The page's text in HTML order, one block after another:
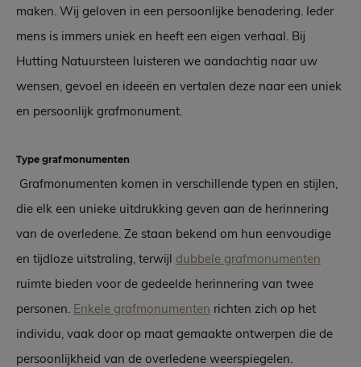
maken. Wij geloven in een persoonlijke benadering. Ieder
mens is immers uniek en heeft een eigen verhaal. Bij
Hutting Natuursteen luisteren we aandachtig naar uw
wensen, gevoel en ideeën en vertalen deze naar een uniek
en persoonlijk grafmonument.
Type grafmonumenten
Grafmonumenten komen in verschillende typen en stijlen,
die elk een unieke uitdrukking geven aan de herinnering
van de overledene. Ze staan bekend om hun eenvoudige
en tijdloze uitstraling, terwijl dubbele grafmonumenten
ruimte bieden voor de gedeelde herinnering van twee
personen. Enkele grafmonumenten richten zich op het
individu, vaak door op maat gemaakte ontwerpen die de
persoonlijkheid van de overledene weerspiegelen.